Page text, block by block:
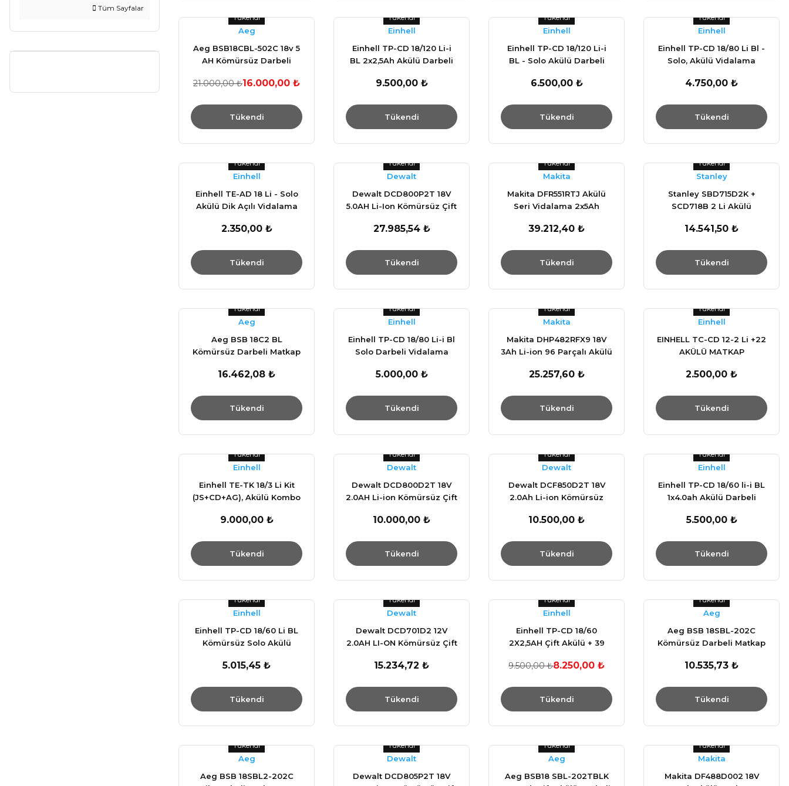
Tüm Sayfalar
Tükendi
Aeg
Aeg BSB18CBL-502C 18v 5
AH Kömürsüz Darbeli
21.000,00 ₺16.000,00 ₺
Tükendi
Tükendi
Einhell
Einhell TP-CD 18/120 Li-i
BL 2x2,5Ah Akülü Darbeli
9.500,00 ₺
Tükendi
Tükendi
Einhell
Einhell TP-CD 18/120 Li-i
BL - Solo Akülü Darbeli
Değildir) 4514310
6.500,00 ₺
Tükendi
Tükendi
Einhell
Einhell TP-CD 18/80 Li Bl -
Solo, Akülü Vidalama
4.750,00 ₺
Tükendi
Tükendi
Einhell
Einhell TE-AD 18 Li - Solo
Akülü Dik Açılı Vidalama
2.350,00 ₺
Tükendi
Tükendi
Dewalt
Dewalt DCD800P2T 18V
5.0AH Li-Ion Kömürsüz Çift
27.985,54 ₺
Tükendi
Tükendi
Makita
Makita DFR551RTJ Akülü
Seri Vidalama 2x5Ah
39.212,40 ₺
Tükendi
Tükendi
Stanley
Stanley SBD715D2K +
SCD718B 2 Li Akülü
14.541,50 ₺
Tükendi
Tükendi
Aeg
Aeg BSB 18C2 BL
Kömürsüz Darbeli Matkap
16.462,08 ₺
Tükendi
Tükendi
Einhell
Einhell TP-CD 18/80 Li-i Bl
Solo Darbeli Vidalama
5.000,00 ₺
Tükendi
Tükendi
Makita
Makita DHP482RFX9 18V
3Ah Li-ion 96 Parçalı Akülü
25.257,60 ₺
Tükendi
Tükendi
Einhell
EINHELL TC-CD 12-2 Li +22
AKÜLÜ MATKAP
2.500,00 ₺
Tükendi
Tükendi
Einhell
Einhell TE-TK 18/3 Li Kit
(JS+CD+AG), Akülü Kombo
9.000,00 ₺
Tükendi
Tükendi
Dewalt
Dewalt DCD800D2T 18V
2.0AH Li-ion Kömürsüz Çift
10.000,00 ₺
Tükendi
Tükendi
Dewalt
Dewalt DCF850D2T 18V
2.0Ah Li-ion Kömürsüz
10.500,00 ₺
Tükendi
Tükendi
Einhell
Einhell TP-CD 18/60 li-i BL
1x4.0ah Akülü Darbeli
5.500,00 ₺
Tükendi
Tükendi
Einhell
Einhell TP-CD 18/60 Li BL
Kömürsüz Solo Akülü
5.015,45 ₺
Tükendi
Tükendi
Dewalt
Dewalt DCD701D2 12V
2.0AH LI-ON Kömürsüz Çift
Matkap
15.234,72 ₺
Tükendi
Tükendi
Einhell
Einhell TP-CD 18/60
2X2,5AH Çift Akülü + 39
Darbeli Vidalama
9.500,00 ₺8.250,00 ₺
Tükendi
Tükendi
Aeg
Aeg BSB 18SBL-202C
Kömürsüz Darbeli Matkap
10.535,73 ₺
Tükendi
Tükendi
Aeg
Aeg BSB 18SBL2-202C
Tükendi
Dewalt
Dewalt DCD805P2T 18V
Tükendi
Aeg
Aeg BSB18 SBL-202TBLK
Tükendi
Makita
Makita DF488D002 18V